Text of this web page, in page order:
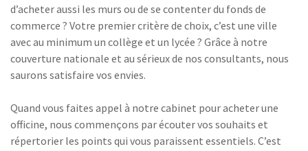
d’acheter aussi les murs ou de se contenter du fonds de
commerce ? Votre premier critère de choix, c’est une ville
avec au minimum un collège et un lycée ? Grâce à notre
couverture nationale et au sérieux de nos consultants, nous
saurons satisfaire vos envies.
Quand vous faites appel à notre cabinet pour acheter une
officine, nous commençons par écouter vos souhaits et
répertorier les points qui vous paraissent essentiels. C’est